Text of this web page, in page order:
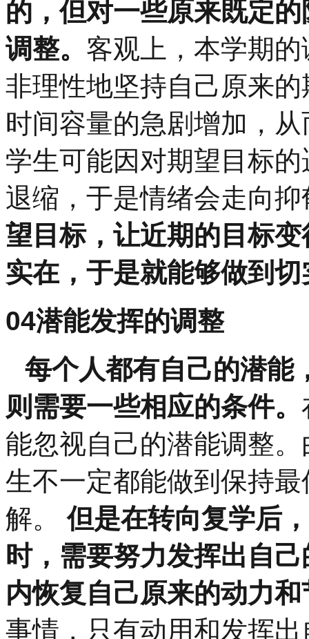
的，但对一些原来既定
调整。 客观上，本学期
非理性地坚持自己原来
时间容量的急剧增加，
学生可能因对期望目标
退缩，于是情绪会走向抑
望目标，让近期的目标
实在，于是就能够做到
04潜能发挥的调整
每个人都有自己的潜能
则需要一些相应的条件。
能忽视自己的潜能调整
生不一定都能做到保持
解。
但是在转向复学后
时，需要努力发挥出自
内恢复自己原来的动力和
事情，只有动用和发挥